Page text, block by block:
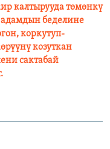
калтырууда төмөнкү
адамдын беделине
коркутуп-
козуткан
сактабай